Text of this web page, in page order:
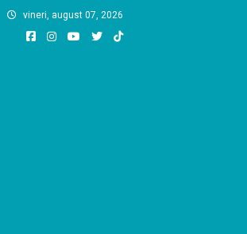
vineri, august 07, 2026